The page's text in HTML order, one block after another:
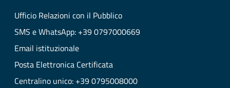
Ufficio Relazioni con il Pubblico
SMS e WhatsApp: +39 0797000669
Email istituzionale
Posta Elettronica Certificata
Centralino unico: +39 0795008000